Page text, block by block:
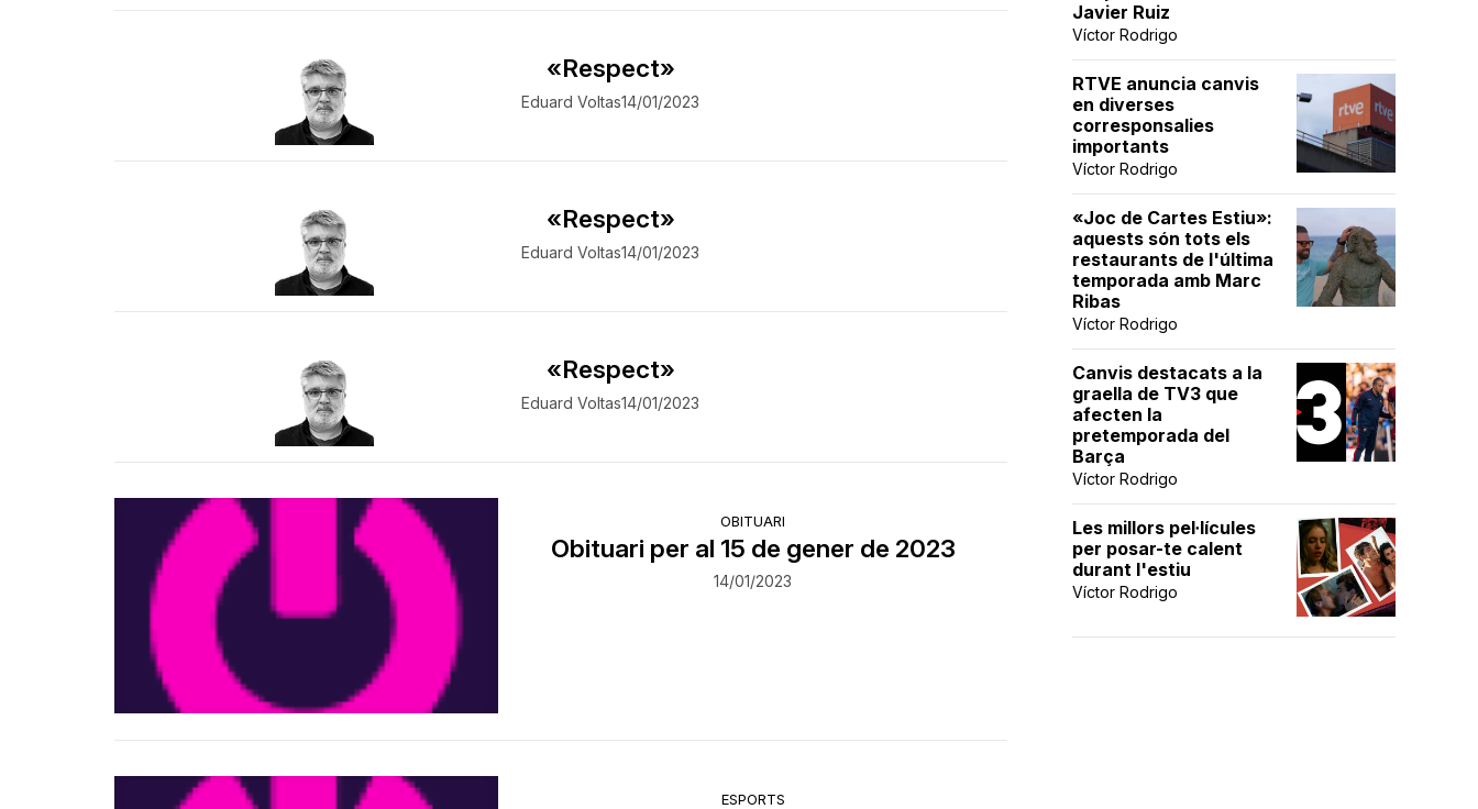
«Respect»
Eduard Voltas14/01/2023
«Respect»
Eduard Voltas14/01/2023
«Respect»
Eduard Voltas14/01/2023
OBITUARI
Obituari per al 15 de gener de 2023
14/01/2023
ESPORTS
Javier Ruiz
Víctor Rodrigo
RTVE anuncia canvis
en diverses
corresponsalies
importants
Víctor Rodrigo
«Joc de Cartes Estiu»:
aquests són tots els
restaurants de l'última
temporada amb Marc
Ribas
Víctor Rodrigo
Canvis destacats a la
graella de TV3 que
afecten la
pretemporada del
Barça
Víctor Rodrigo
Les millors pel·lícules
per posar-te calent
durant l'estiu
Víctor Rodrigo